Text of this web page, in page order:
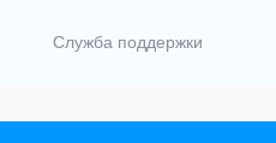
Служба поддержки